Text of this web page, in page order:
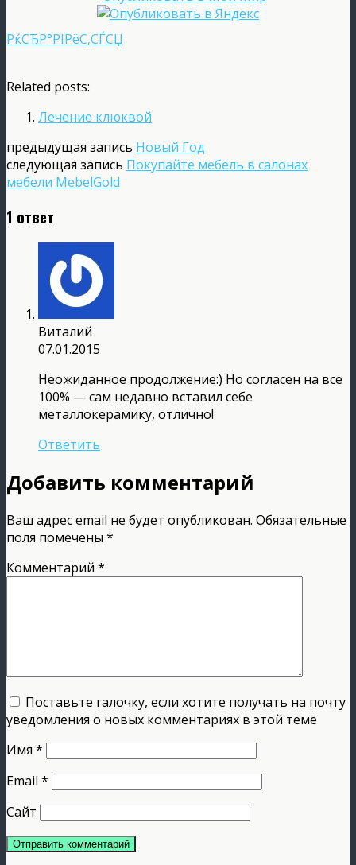
РќСЂР°РІРёС‚СЃСЏ
Related posts:
Лечение клюквой
предыдущая запись Новый Год
следующая запись Покупайте мебель в салонах
мебели MebelGold
1 ответ
Виталий
07.01.2015
Неожиданное продолжение:) Но согласен на все
100% — сам недавно вставил себе
металлокерамику, отлично!
Ответить
Добавить комментарий
Ваш адрес email не будет опубликован. Обязательные
поля помечены *
Комментарий *
Поставьте галочку, если хотите получать на почту
уведомления о новых комментариях в этой теме
Имя *
Email *
Сайт